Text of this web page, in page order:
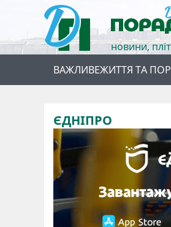
новини,
ВАЖЛИВЕЖИТТЯ ТА
ЄДНІПРО